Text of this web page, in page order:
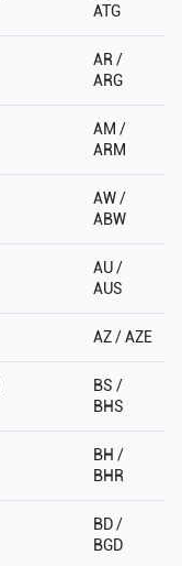
ATG
AR /
ARG
AM /
ARM
AW /
ABW
AU /
AUS
AZ / AZE
BS /
BHS
BH /
BHR
BD /
BGD